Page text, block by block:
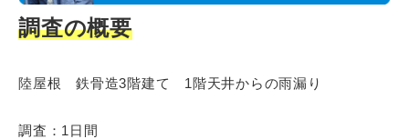
調査の概要
陸屋根 鉄骨造3階建て 1階天井からの雨漏り
調査：1日間